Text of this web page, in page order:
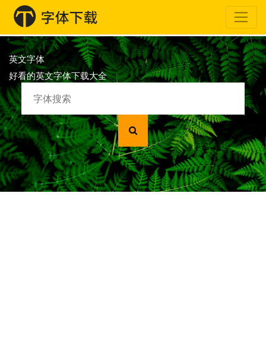
英文字体
好看的英文字体下载大全